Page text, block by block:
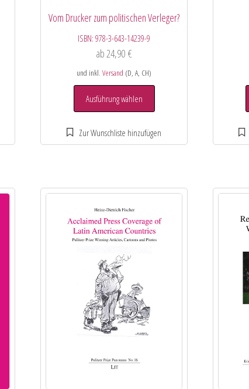
Vom Drucker zum politischen Verleger?
ISBN:978-3-643-14239-9
ab24,90€
und inkl.Versand (D, A, CH)
Ausführung wählen